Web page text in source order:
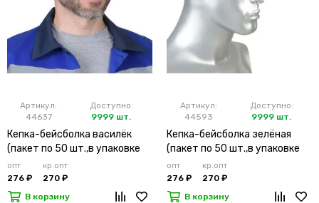
Артикул:
44637
Доступно:
9999 шт.
Кепка-бейсболка василёк
(пакет по 50 шт.,в упаковке
200 шт.)
опт
276 ₽
кр.опт
270 ₽
В корзину
Артикул:
44593
Доступно:
9999 шт.
Кепка-бейсболка зелёная
(пакет по 50 шт.,в упаковке
200 шт.)
опт
276 ₽
кр.опт
270 ₽
В корзину